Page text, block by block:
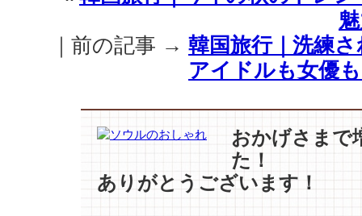
騰
中！
仮
い
｜前の記事 → 韓国旅行｜洗練
アイドルも女優
おかげさまで
た！
ありがとうございます！